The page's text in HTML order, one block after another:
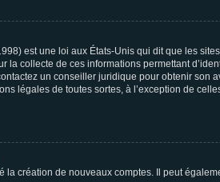
est une loi aux États-Unis qui dit que les
la collecte de ces informations permettant
un conseiller juridique pour obtenir
légales de toutes sortes, à l’exception de
la création de nouveaux comptes. Il peut